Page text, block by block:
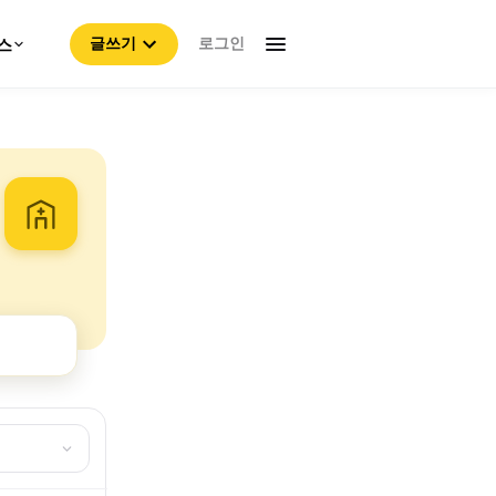
글쓰기 로그인